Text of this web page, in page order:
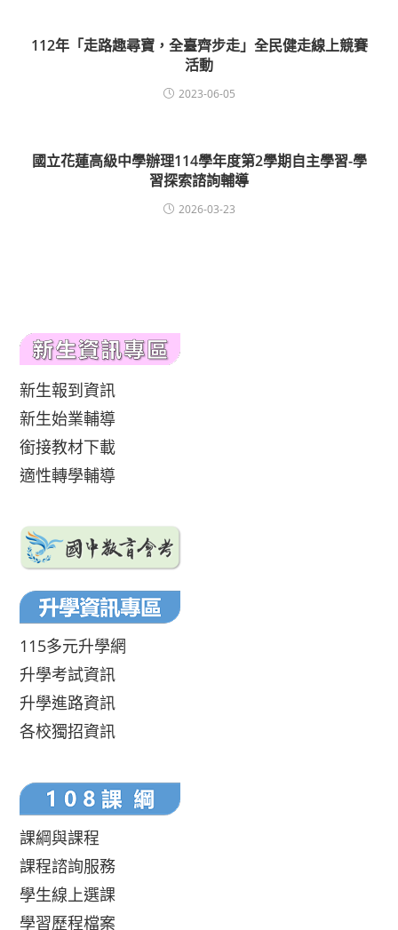
112年「走路趣尋寶，全臺齊步走」全民健走線上競賽
活動
2023-06-05
國立花蓮高級中學辦理114學年度第2學期自主學習-學
習探索諮詢輔導
2026-03-23
新生報到資訊
新生始業輔導
銜接教材下載
適性轉學輔導
115多元升學網
升學考試資訊
升學進路資訊
各校獨招資訊
課綱與課程
課程諮詢服務
學生線上選課
學習歷程檔案